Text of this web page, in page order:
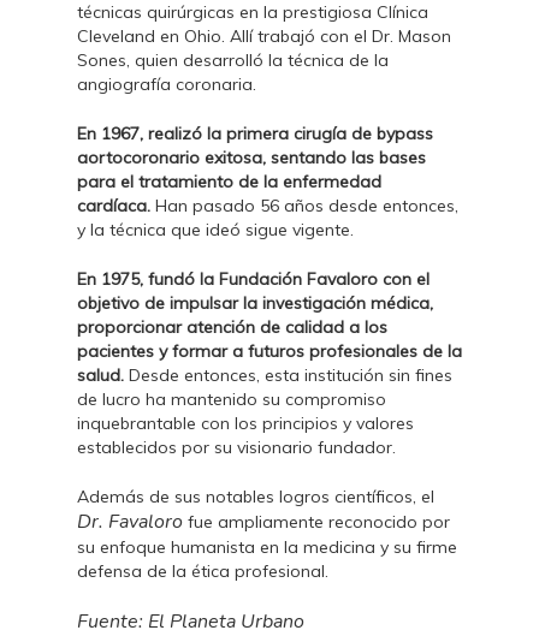
técnicas quirúrgicas en la prestigiosa Clínica
Cleveland en Ohio. Allí trabajó con el Dr. Mason
Sones, quien desarrolló la técnica de la
angiografía coronaria.
En 1967, realizó la primera cirugía de bypass
aortocoronario exitosa, sentando las bases
para el tratamiento de la enfermedad
cardíaca. Han pasado 56 años desde entonces,
y la técnica que ideó sigue vigente.
En 1975, fundó la Fundación Favaloro con el
objetivo de impulsar la investigación médica,
proporcionar atención de calidad a los
pacientes y formar a futuros profesionales de la
salud. Desde entonces, esta institución sin fines
de lucro ha mantenido su compromiso
inquebrantable con los principios y valores
establecidos por su visionario fundador.
Además de sus notables logros científicos, el
Dr. Favaloro fue ampliamente reconocido por
su enfoque humanista en la medicina y su firme
defensa de la ética profesional.
Fuente: El Planeta Urbano